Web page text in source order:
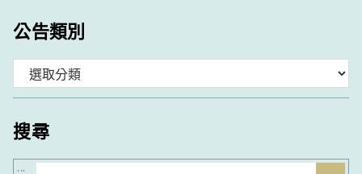
公告類別
類
搜尋